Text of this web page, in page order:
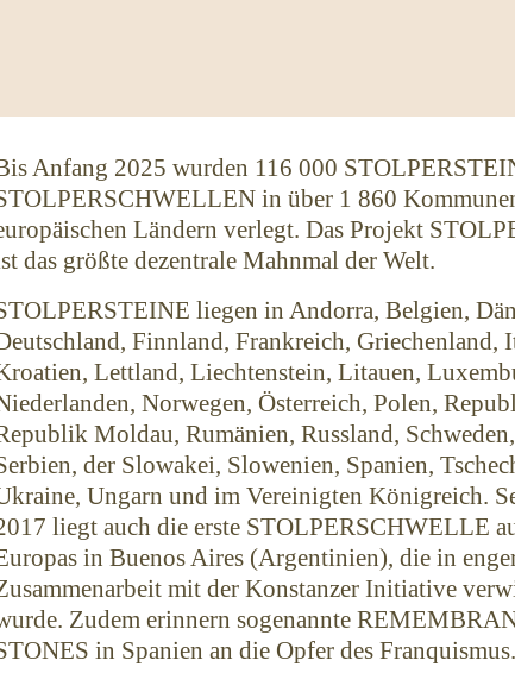
Anfang 2025 wurden 116 000
in über 1 860
Ländern verlegt. Das Projekt
das größte dezentrale Mahnmal der Welt.
liegen in Andorra, Belgien,
Finnland, Frankreich, Griechenland,
Lettland, Liechtenstein, Litauen,
Norwegen, Österreich, Polen,
Moldau, Rumänien, Russland,
der Slowakei, Slowenien, Spanien,
Ungarn und im Vereinigten Königreich.
liegt auch die erste STOLPERSCHWELLE
in Buenos Aires (Argentinien), die in
mit der Konstanzer Initiative
Zudem erinnern sogenannte
in Spanien an die Opfer des Franquismus.